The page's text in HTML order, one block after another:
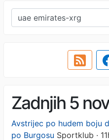
Zadnjih 5
Avstrijec po hudem boju
po Burgosu Sportklub ·